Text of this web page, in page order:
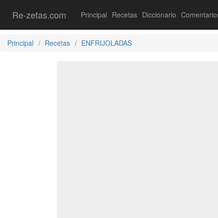
Re-zetas.com Principal Recetas Diccionario
Principal Recetas ENFRIJOLADAS